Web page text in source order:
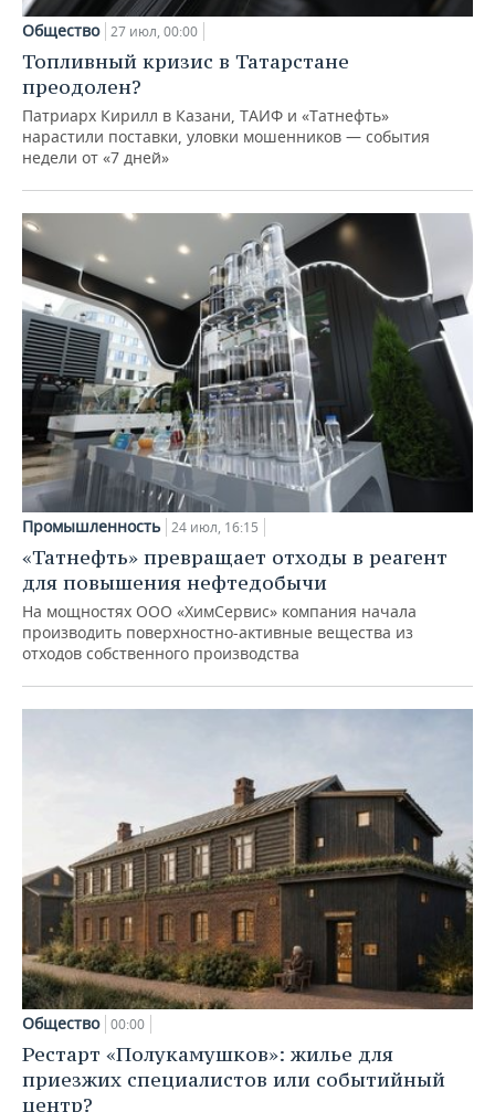
Общество 27 июл, 00:00
Топливный кризис в Татарстане
преодолен?
Патриарх Кирилл в Казани, ТАИФ и «Татнефть»
нарастили поставки, уловки мошенников — события
недели от «7 дней»
Промышленность 24 июл, 16:15
«Татнефть» превращает отходы в реагент
для повышения нефтедобычи
На мощностях ООО «ХимСервис» компания начала
производить поверхностно-активные вещества из
отходов собственного производства
Общество 00:00
Рестарт «Полукамушков»: жилье для
приезжих специалистов или событийный
центр?